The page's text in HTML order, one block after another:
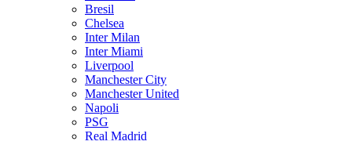
Bresil
Chelsea
Inter Milan
Inter Miami
Liverpool
Manchester City
Manchester United
Napoli
PSG
Real Madrid